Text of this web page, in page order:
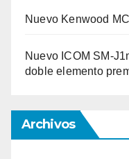
Nuevo Kenwood
Nuevo ICOM SM-
doble elemento
Archivos